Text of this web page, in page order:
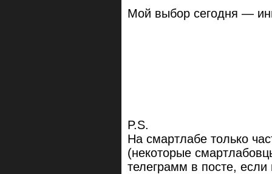
Мой выбор сегодня —
P.S.
На смартлабе только
(некоторые
телеграмм в посте, если